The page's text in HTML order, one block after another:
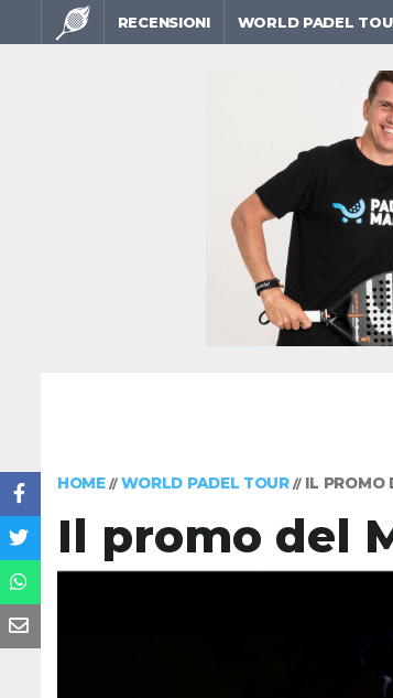
RECENSIONI WORLD PADEL
HOME// WORLD PADEL TOUR// IL PROMO
Il promo del